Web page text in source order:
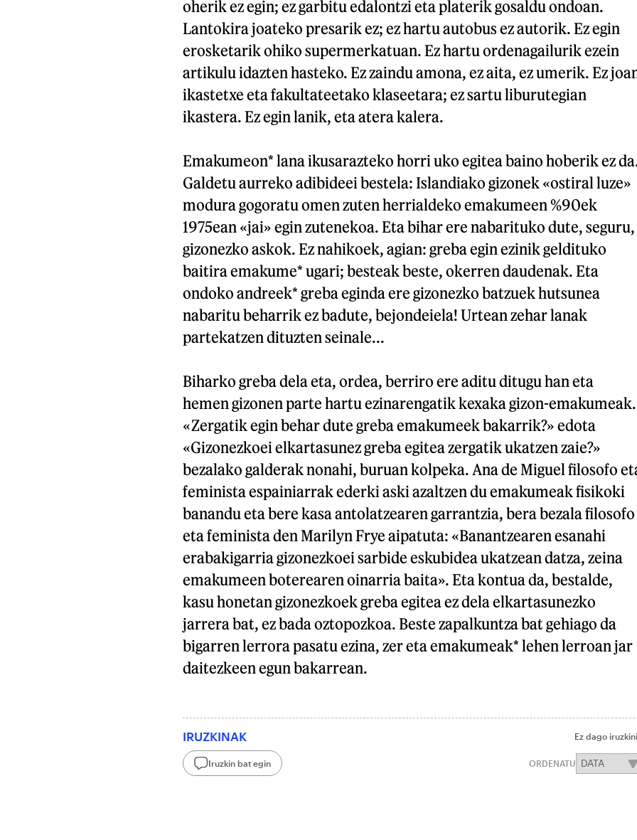
oherik ez egin; ez garbitu edalontzi eta platerik gosaldu ondoan.
Lantokira joateko presarik ez; ez hartu autobus ez autorik. Ez egin
erosketarik ohiko supermerkatuan. Ez hartu ordenagailurik ezein
artikulu idazten hasteko. Ez zaindu amona, ez aita, ez umerik. Ez
ikastetxe eta fakultateetako klaseetara; ez sartu liburutegian
ikastera. Ez egin lanik, eta atera kalera.
Emakumeon* lana ikusarazteko horri uko egitea baino hoberik ez
Galdetu aurreko adibideei bestela: Islandiako gizonek «ostiral luze»
modura gogoratu omen zuten herrialdeko emakumeen %90ek
1975ean «jai» egin zutenekoa. Eta bihar ere nabarituko dute, seguru,
gizonezko askok. Ez nahikoek, agian: greba egin ezinik geldituko
baitira emakume* ugari; besteak beste, okerren daudenak. Eta
ondoko andreek* greba eginda ere gizonezko batzuek hutsunea
nabaritu beharrik ez badute, bejondeiela! Urtean zehar lanak
partekatzen dituzten seinale...
Biharko greba dela eta, ordea, berriro ere aditu ditugu han eta
hemen gizonen parte hartu ezinarengatik kexaka gizon-emakumeak.
«Zergatik egin behar dute greba emakumeek bakarrik?» edota
«Gizonezkoei elkartasunez greba egitea zergatik ukatzen zaie?»
bezalako galderak nonahi, buruan kolpeka. Ana de Miguel filosofo
feminista espainiarrak ederki aski azaltzen du emakumeak fisikoki
banandu eta bere kasa antolatzearen garrantzia, bera bezala filosofo
eta feminista den Marilyn Frye aipatuta: «Banantzearen esanahi
erabakigarria gizonezkoei sarbide eskubidea ukatzean datza, zeina
emakumeen boterearen oinarria baita». Eta kontua da, bestalde,
kasu honetan gizonezkoek greba egitea ez dela elkartasunezko
jarrera bat, ez bada oztopozkoa. Beste zapalkuntza bat gehiago da
bigarren lerrora pasatu ezina, zer eta emakumeak* lehen lerroan jar
daitezkeen egun bakarrean.
IRUZKINAK Ez dago
Iruzkin bat egin ORDENATU